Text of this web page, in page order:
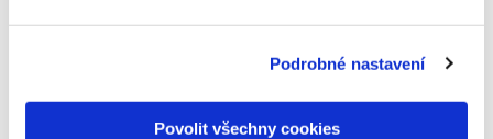
Podrobné nastavení
Povolit všechny cookies